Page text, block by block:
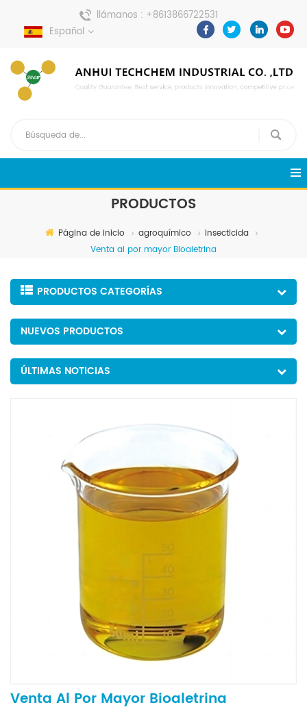
llámanos : +8613866722531
enviar un mensaje :
pweiping@techemi.com
Español
PRODUCTOS
Página de inicio agroquímico
insecticida
Venta al por mayor Bioaletrina
PRODUCTOS CATEGORÍAS
NUEVOS PRODUCTOS
ÚLTIMAS NOTICIAS
Venta Al Por Mayor Bioaletrina